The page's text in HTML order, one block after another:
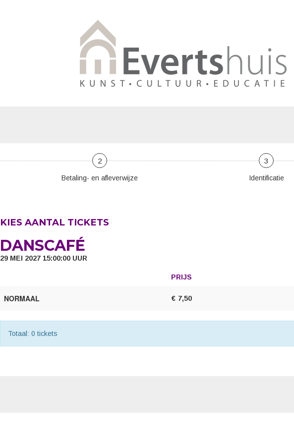
2
Betaling- en afleverwijze
3
Identificatie
KIES AANTAL TICKETS
DANSCAFÉ
29 MEI 2027 15:00:00 UUR
PRIJS
NORMAAL € 7,50
Totaal: 0 tickets